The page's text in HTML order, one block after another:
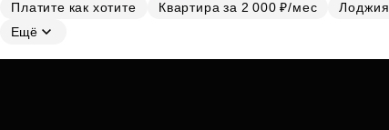
Платите как хотите
Квартира за 2 000 ₽/мес
Лоджия
Ещё